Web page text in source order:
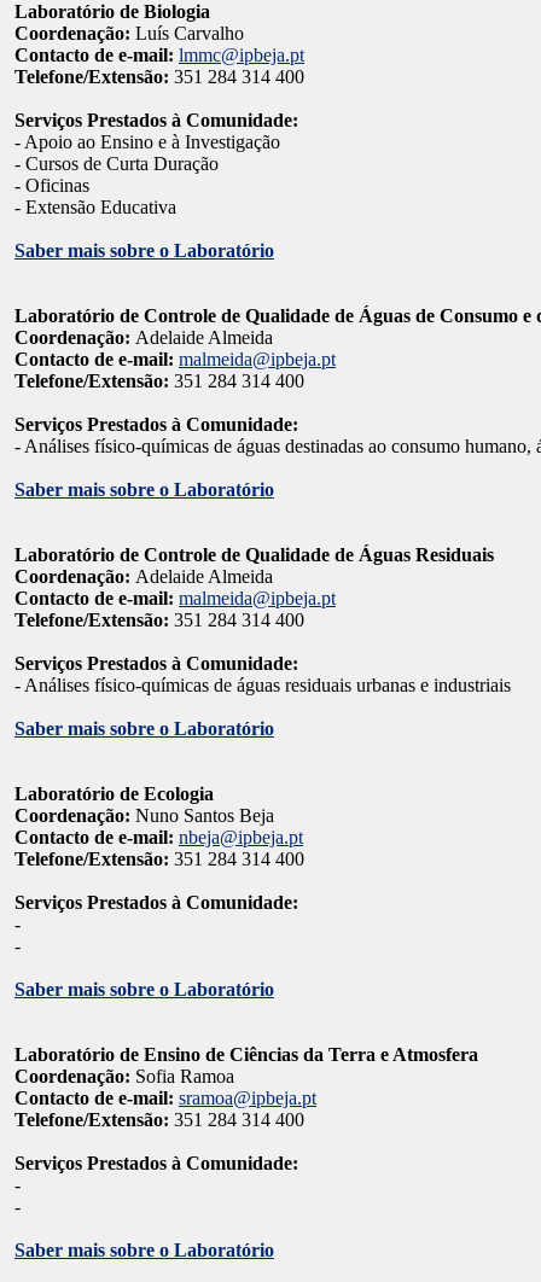
Laboratório de Biologia
Coordenação: Luís Carvalho
Contacto de e-mail: lmmc@ipbeja.pt
Telefone/Extensão: 351 284 314 400
Serviços Prestados à Comunidade:
- Apoio ao Ensino e à Investigação
- Cursos de Curta Duração
- Oficinas
- Extensão Educativa
Saber mais sobre o Laboratório
Laboratório de Controle de Qualidade de Águas de Consumo e
Coordenação: Adelaide Almeida
Contacto de e-mail: malmeida@ipbeja.pt
Telefone/Extensão: 351 284 314 400
Serviços Prestados à Comunidade:
- Análises físico-químicas de águas destinadas ao consumo humano,
Saber mais sobre o Laboratório
Laboratório de Controle de Qualidade de Águas Residuais
Coordenação: Adelaide Almeida
Contacto de e-mail: malmeida@ipbeja.pt
Telefone/Extensão: 351 284 314 400
Serviços Prestados à Comunidade:
- Análises físico-químicas de águas residuais urbanas e industriais
Saber mais sobre o Laboratório
Laboratório de Ecologia
Coordenação: Nuno Santos Beja
Contacto de e-mail: nbeja@ipbeja.pt
Telefone/Extensão: 351 284 314 400
Serviços Prestados à Comunidade:
-
-
Saber mais sobre o Laboratório
Laboratório de Ensino de Ciências da Terra e Atmosfera
Coordenação: Sofia Ramoa
Contacto de e-mail: sramoa@ipbeja.pt
Telefone/Extensão: 351 284 314 400
Serviços Prestados à Comunidade:
-
-
Saber mais sobre o Laboratório